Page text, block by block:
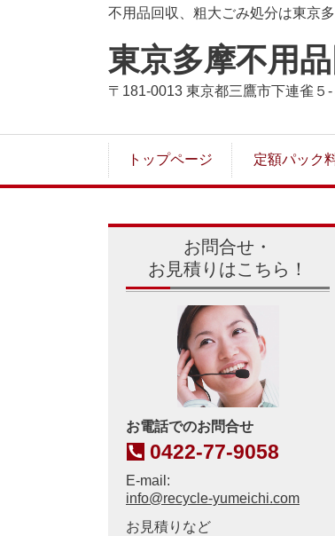
不用品回収、粗大ごみ処分は東京
東京多摩不用
〒181-0013 東京都三鷹市下連雀５-
トップページ 定額パック
お問合せ・
お見積りはこちら！
お電話でのお問合せ
0422-77-9058
E-mail:
info@recycle-yumeichi.com
お見積りなど